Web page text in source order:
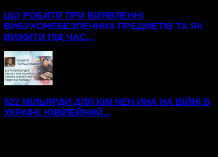
ЩО РОБИТИ ПРИ ВИЯВЛЕННІ
ВИБУХОНЕБЕЗПЕЧНИХ ПРЕДМЕТІВ ТА ЯК
ВИЖИТИ ПІД ЧАС...
$22 МІЛЬЯРДИ ДЛЯ КІМ ЧЕН ИНА НА ВІЙНІ В
УКРАЇНІ, ЮВІЛЕЙНИЙ...